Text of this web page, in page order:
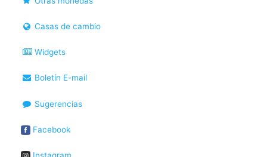
Casas de cambio
Widgets
Boletín E-mail
Sugerencias
Facebook